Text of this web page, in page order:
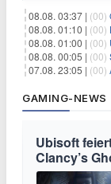
08.08. 03:37 | (00)
08.08. 01:10 | (00)
08.08. 01:00 | (00)
08.08. 00:05 | (00)
07.08. 23:05 | (00)
GAMING-NEWS
Ubisoft
Clancy’s